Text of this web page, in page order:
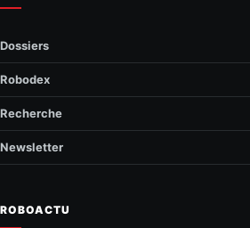
Dossiers
Robodex
Recherche
Newsletter
ROBOACTU